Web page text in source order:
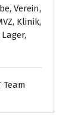
Verein,
Klinik,